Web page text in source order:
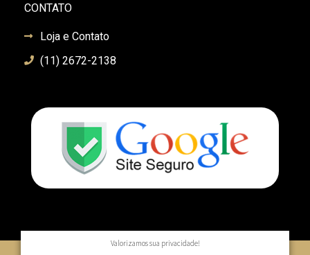
CONTATO
Loja e Contato
(11) 2672-2138
Valorizamos sua privacidade!